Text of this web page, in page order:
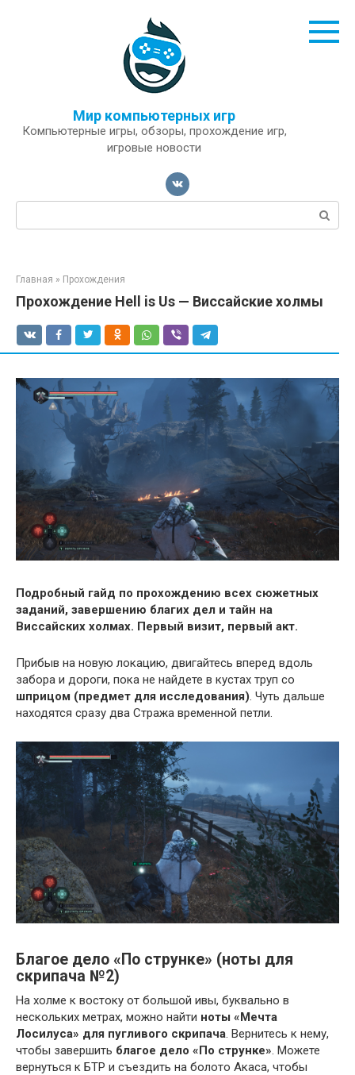
Мир компьютерных игр
Компьютерные игры, обзоры, прохождение игр,
игровые новости
Поиск:
Главная » Прохождения
Прохождение Hell is Us — Виссайские холмы
Подробный гайд по прохождению всех сюжетных
заданий, завершению благих дел и тайн на
Виссайских холмах. Первый визит, первый акт.
Прибыв на новую локацию, двигайтесь вперед вдоль
забора и дороги, пока не найдете в кустах труп со
шприцом (предмет для исследования) . Чуть дальше
находятся сразу два Стража временной петли.
Благое дело «По струнке» (ноты для
скрипача №2)
На холме к востоку от большой ивы, буквально в
нескольких метрах, можно найти ноты «Мечта
Лосилуса» для пугливого скрипача. Вернитесь к нему,
чтобы завершить благое дело «По струнке». Можете
вернуться к БТР и съездить на болото Акаса, чтобы